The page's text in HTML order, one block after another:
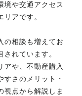
境や交通アクセス
アです。
の相談も増えてお
れています。
アや、不動産購入
さのメリット・
視点から解説しま